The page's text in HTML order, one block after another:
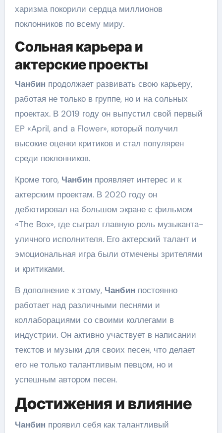
харизма покорили сердца миллионов
поклонников по всему миру.
Сольная карьера и
актерские проекты
Чанбин продолжает развивать свою карьеру,
работая не только в группе, но и на сольных
проектах. В 2019 году он выпустил свой первый
EP «April, and a Flower», который получил
высокие оценки критиков и стал популярен
среди поклонников.
Кроме того, Чанбин проявляет интерес и к
актерским проектам. В 2020 году он
дебютировал на большом экране с фильмом
«The Box», где сыграл главную роль музыканта-
уличного исполнителя. Его актерский талант и
эмоциональная игра были отмечены зрителями
и критиками.
В дополнение к этому, Чанбин постоянно
работает над различными песнями и
коллаборациями со своими коллегами в
индустрии. Он активно участвует в написании
текстов и музыки для своих песен, что делает
его не только талантливым певцом, но и
успешным автором песен.
Достижения и влияние
Чанбин проявил себя как талантливый